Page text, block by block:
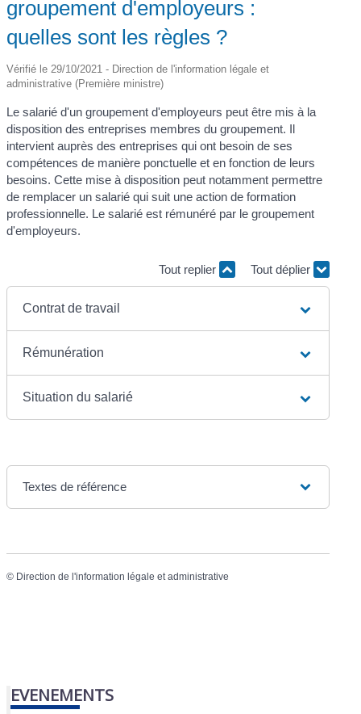
groupement d'employeurs :
quelles sont les règles ?
Vérifié le 29/10/2021 - Direction de l'information légale et
administrative (Première ministre)
Le salarié d'un groupement d'employeurs peut être mis à la
disposition des entreprises membres du groupement. Il
intervient auprès des entreprises qui ont besoin de ses
compétences de manière ponctuelle et en fonction de leurs
besoins. Cette mise à disposition peut notamment permettre
de remplacer un salarié qui suit une action de formation
professionnelle. Le salarié est rémunéré par le groupement
d'employeurs.
Tout replier Tout déplier
Contrat de travail
Rémunération
Situation du salarié
Textes de référence
© Direction de l'information légale et administrative
EVENEMENTS